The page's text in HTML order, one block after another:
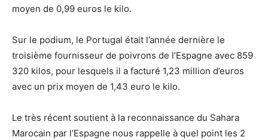
moyen de 0,99 euros le kilo.
Sur le podium, le Portugal était l’année dernière le
troisième fournisseur de poivrons de l’Espagne avec 859
320 kilos, pour lesquels il a facturé 1,23 million d’euros
avec un prix moyen de 1,43 euro le kilo.
Le très récent soutient à la reconnaissance du Sahara
Marocain par l’Espagne nous rappelle à quel point les 2